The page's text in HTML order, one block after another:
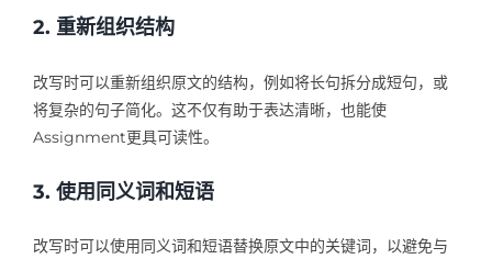
2. 重新组织结构
改写时可以重新组织原文的结构，例如将长句拆分成短句，或
将复杂的句子简化。这不仅有助于表达清晰，也能使
Assignment更具可读性。
3. 使用同义词和短语
改写时可以使用同义词和短语替换原文中的关键词，以避免与